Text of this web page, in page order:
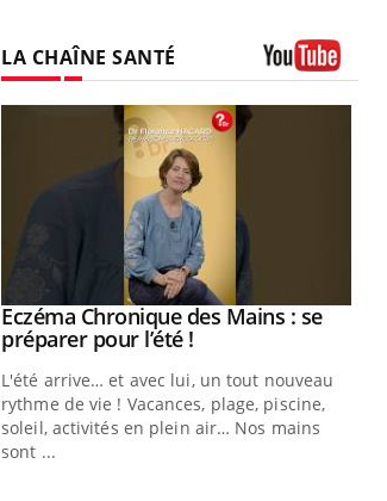
LA CHAÎNE SANTÉ
Youtube
Diabète & Ramadan 2026Youtube
Le Ramadan approche, et, pour de
nombreuses personnes atteintes de
diabète, c'est une période de questions, de
défis, mais ...